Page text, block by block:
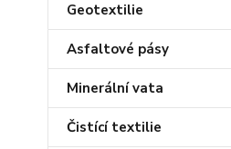
Geotextilie
Asfaltové pásy
Minerální vata
Čistící textilie